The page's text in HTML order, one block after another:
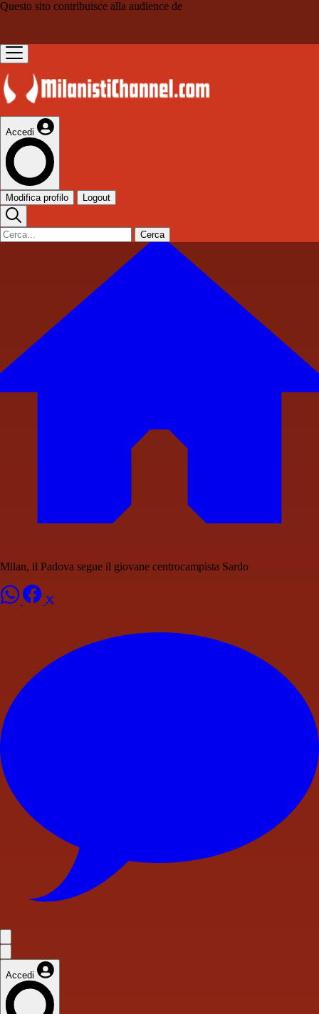
Questo sito contribuisce alla audience de
Accedi
Modifica profilo Logout
Cerca
Milan, il Padova segue il giovane centrocampista Sardo
Accedi